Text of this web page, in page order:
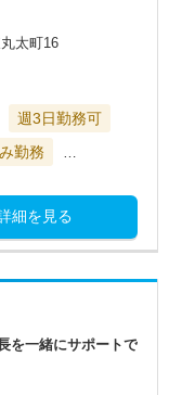
太町16
週3日勤務可
勤務
細を見る
を一緒にサポートで